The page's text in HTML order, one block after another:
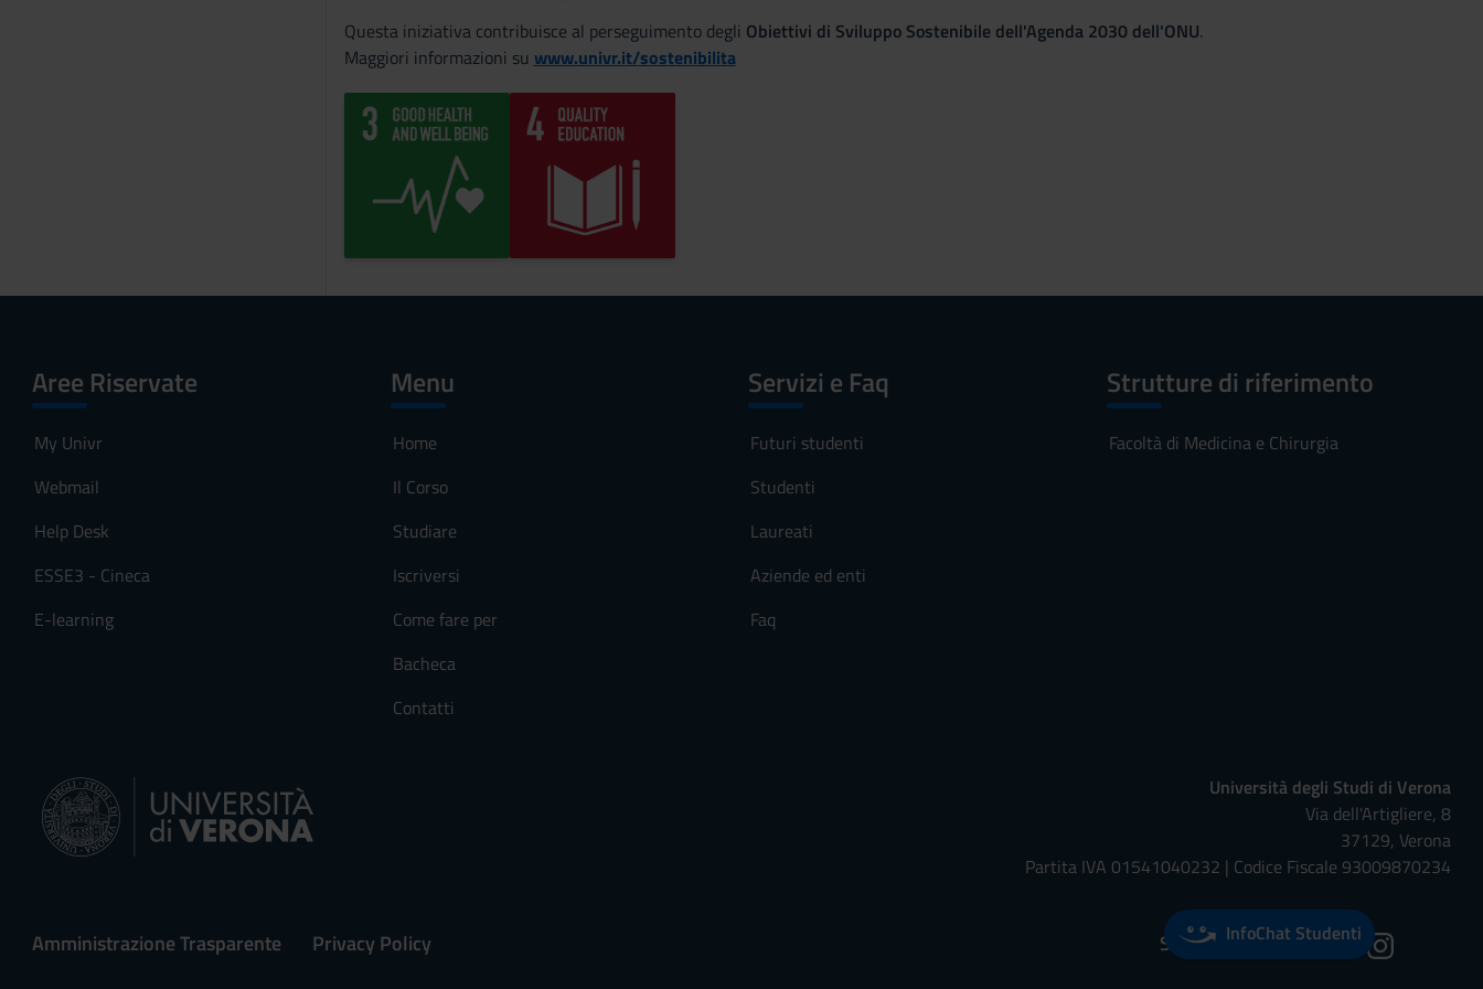
Questa iniziativa contribuisce al perseguimento degli Obiettivi di Sviluppo Sostenibile dell'Agenda 2030 dell'ONU.
Maggiori informazioni su www.univr.it/sostenibilita
Aree Riservate
My Univr
Webmail
Help Desk
ESSE3 - Cineca
E-learning
Menu
Home
Il Corso
Studiare
Iscriversi
Come fare per
Bacheca
Contatti
Servizi e Faq
Futuri studenti
Studenti
Laureati
Aziende ed enti
Faq
Strutture di riferimento
Facoltà di Medicina e Chirurgia
Università degli Studi di Verona
Via dell'Artigliere, 8
37129, Verona
Partita IVA 01541040232 | Codice Fiscale 93009870234
Amministrazione Trasparente Privacy Policy Seguici su:InfoChat Studenti